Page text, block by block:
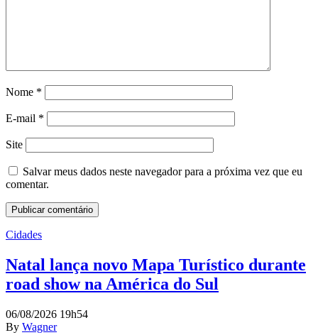
Nome *
E-mail *
Site
Salvar meus dados neste navegador para a próxima vez que eu
comentar.
Cidades
Natal lança novo Mapa Turístico durante
road show na América do Sul
06/08/2026 19h54
By Wagner